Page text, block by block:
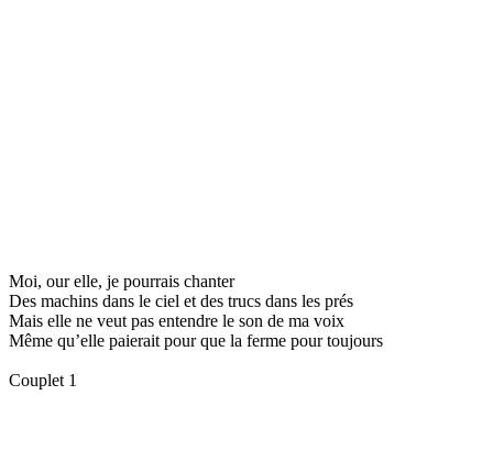
Moi, our elle, je pourrais chanter
Des machins dans le ciel et des trucs dans les prés
Mais elle ne veut pas entendre le son de ma voix
Même qu’elle paierait pour que la ferme pour toujours
Couplet 1